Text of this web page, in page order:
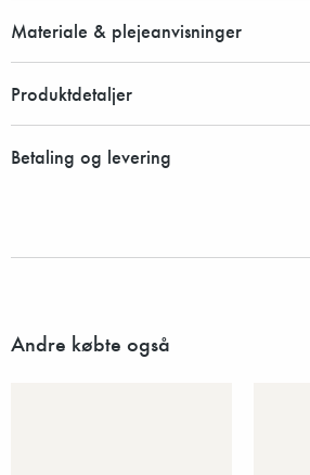
Materiale & plejeanvisninger
Produktdetaljer
Betaling og levering
Andre købte også